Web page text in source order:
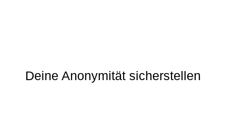
Deine Anonymität sicherstellen